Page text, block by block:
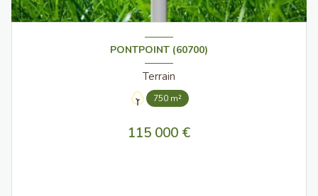
PONTPOINT (60700)
Terrain
750 m²
115 000 €